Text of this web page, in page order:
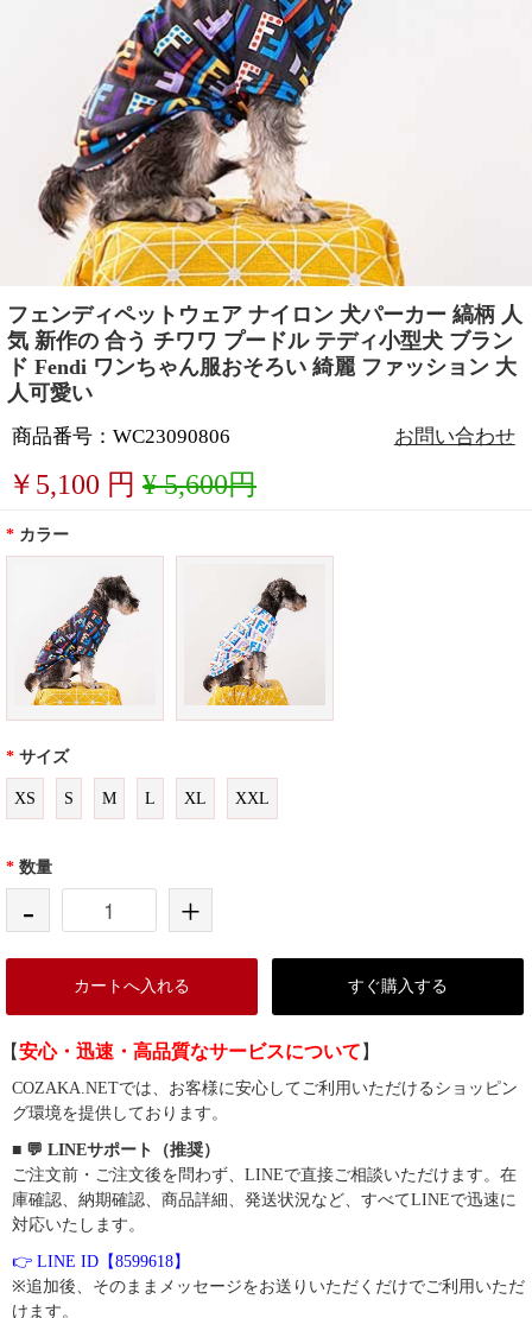
フェンディペットウェア ナイロン 犬パーカー 縞柄 人
気 新作の 合う チワワ プードル テディ小型犬 ブラン
ド Fendi ワンちゃん服おそろい 綺麗 ファッション 大
人可愛い
商品番号：WC23090806 お問い合わせ
￥ 5,100 円 ¥ 5,600円
* カラー
* サイズ
XS S M L XL XXL
* 数量
- +
カートへ入れる すぐ購入する
【安心・迅速・高品質なサービスについて 】
COZAKA.NETでは、お客様に安心してご利用いただけるショッピン
グ環境を提供しております。
■ 💬 LINEサポート（推奨）
ご注文前・ご注文後を問わず、LINEで直接ご相談いただけます。在
庫確認、納期確認、商品詳細、発送状況など、すべてLINEで迅速に
対応いたします。
👉 LINE ID【8599618】
※追加後、そのままメッセージをお送りいただくだけでご利用いただ
けます。